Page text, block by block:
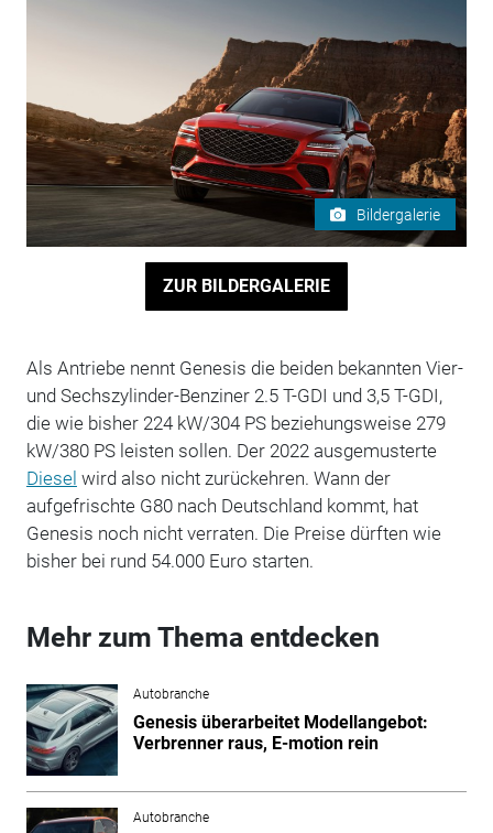
Bildergalerie
ZUR BILDERGALERIE
Als Antriebe nennt Genesis die beiden bekannten Vier-
und Sechszylinder-Benziner 2.5 T-GDI und 3,5 T-GDI,
die wie bisher 224 kW/304 PS beziehungsweise 279
kW/380 PS leisten sollen. Der 2022 ausgemusterte
Diesel wird also nicht zurückehren. Wann der
aufgefrischte G80 nach Deutschland kommt, hat
Genesis noch nicht verraten. Die Preise dürften wie
bisher bei rund 54.000 Euro starten.
Mehr zum Thema entdecken
Autobranche
Genesis überarbeitet Modellangebot:
Verbrenner raus, E-motion rein
Autobranche